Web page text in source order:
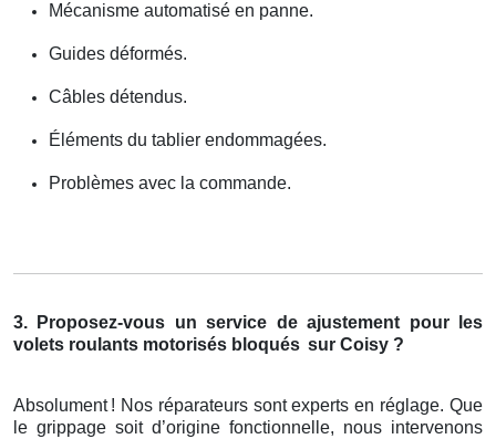
Mécanisme automatisé en panne.
Guides déformés.
Câbles détendus.
Éléments du tablier endommagées.
Problèmes avec la commande.
3. Proposez-vous un service de ajustement pour les
volets roulants motorisés bloqués sur Coisy ?
Absolument ! Nos réparateurs sont experts en réglage. Que
le grippage soit d’origine fonctionnelle, nous intervenons